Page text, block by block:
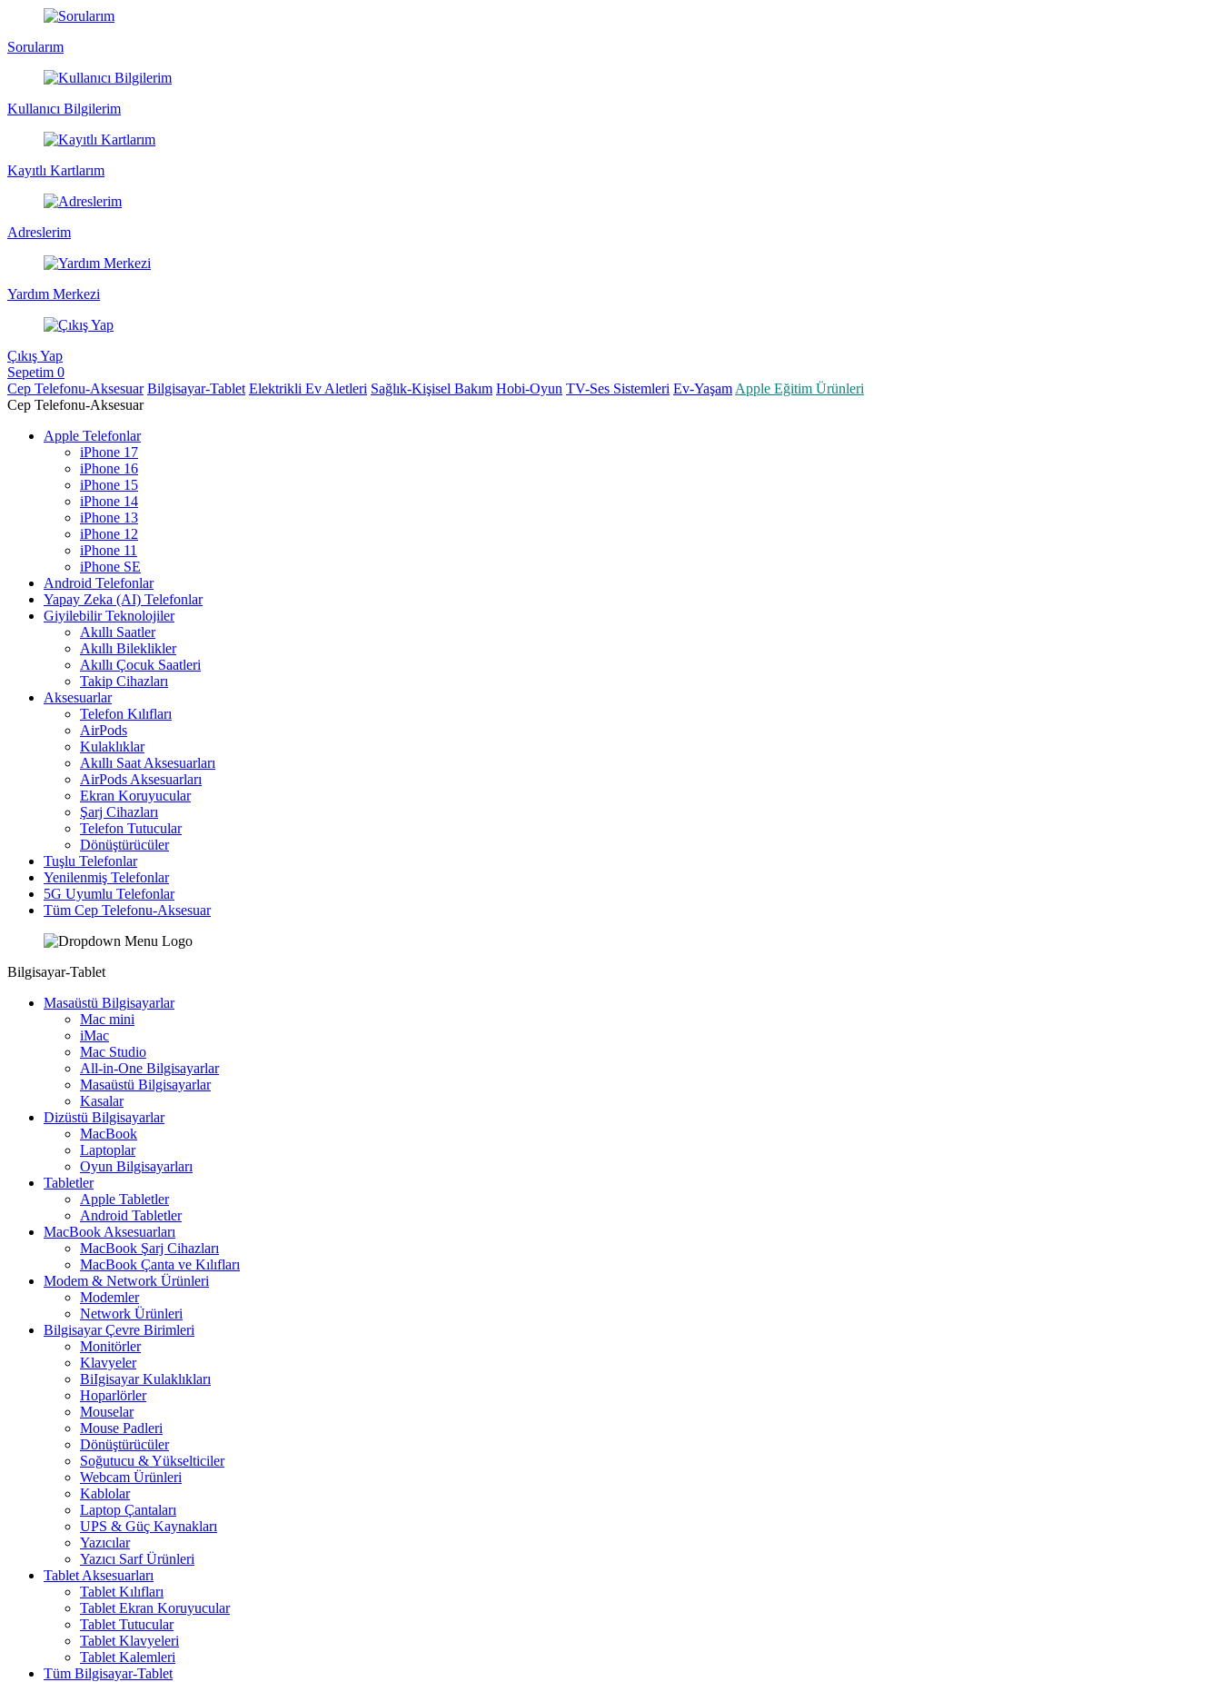
Sorularım
Kullanıcı Bilgilerim
Kayıtlı Kartlarım
Adreslerim
Yardım Merkezi
Çıkış Yap
Sepetim 0
Cep Telefonu-Aksesuar Bilgisayar-Tablet Elektrikli Ev Aletleri Sağlık-Kişisel Bakım Hobi-Oyun TV-Ses Sistemleri Ev-Yaşam Apple Eğitim Ürünleri
Cep Telefonu-Aksesuar
Apple Telefonlar
iPhone 17
iPhone 16
iPhone 15
iPhone 14
iPhone 13
iPhone 12
iPhone 11
iPhone SE
Android Telefonlar
Yapay Zeka (AI) Telefonlar
Giyilebilir Teknolojiler
Akıllı Saatler
Akıllı Bileklikler
Akıllı Çocuk Saatleri
Takip Cihazları
Aksesuarlar
Telefon Kılıfları
AirPods
Kulaklıklar
Akıllı Saat Aksesuarları
AirPods Aksesuarları
Ekran Koruyucular
Şarj Cihazları
Telefon Tutucular
Dönüştürücüler
Tuşlu Telefonlar
Yenilenmiş Telefonlar
5G Uyumlu Telefonlar
Tüm Cep Telefonu-Aksesuar
Bilgisayar-Tablet
Masaüstü Bilgisayarlar
Mac mini
iMac
Mac Studio
All-in-One Bilgisayarlar
Masaüstü Bilgisayarlar
Kasalar
Dizüstü Bilgisayarlar
MacBook
Laptoplar
Oyun Bilgisayarları
Tabletler
Apple Tabletler
Android Tabletler
MacBook Aksesuarları
MacBook Şarj Cihazları
MacBook Çanta ve Kılıfları
Modem & Network Ürünleri
Modemler
Network Ürünleri
Bilgisayar Çevre Birimleri
Monitörler
Klavyeler
BiIgisayar Kulaklıkları
Hoparlörler
Mouselar
Mouse Padleri
Dönüştürücüler
Soğutucu & Yükselticiler
Webcam Ürünleri
Kablolar
Laptop Çantaları
UPS & Güç Kaynakları
Yazıcılar
Yazıcı Sarf Ürünleri
Tablet Aksesuarları
Tablet Kılıfları
Tablet Ekran Koruyucular
Tablet Tutucular
Tablet Klavyeleri
Tablet Kalemleri
Tüm Bilgisayar-Tablet